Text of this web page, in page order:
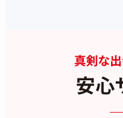
真剣な
安心